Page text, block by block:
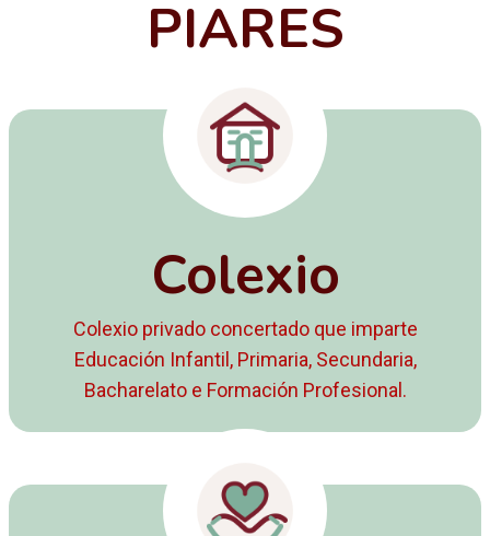
PIARES
Colexio
Colexio privado concertado que imparte
Educación Infantil, Primaria, Secundaria,
Bacharelato e Formación Profesional.